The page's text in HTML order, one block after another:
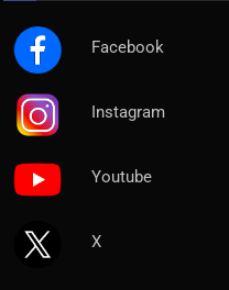
Facebook
Instagram
Youtube
X